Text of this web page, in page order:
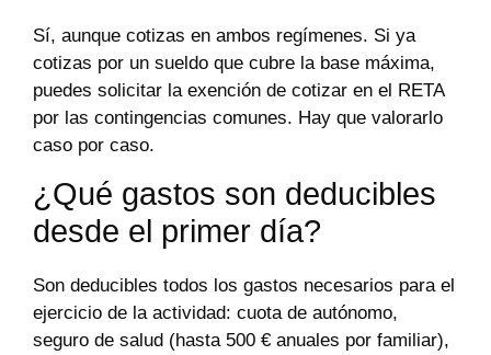
Sí, aunque cotizas en ambos regímenes. Si ya
cotizas por un sueldo que cubre la base máxima,
puedes solicitar la exención de cotizar en el RETA
por las contingencias comunes. Hay que valorarlo
caso por caso.
¿Qué gastos son deducibles
desde el primer día?
Son deducibles todos los gastos necesarios para el
ejercicio de la actividad: cuota de autónomo,
seguro de salud (hasta 500 € anuales por familiar),